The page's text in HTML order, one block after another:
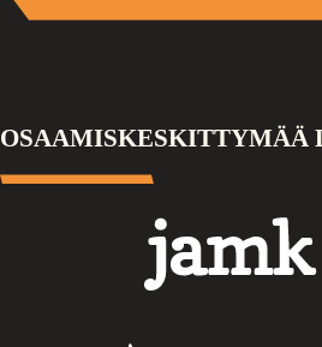
OSAAMISKESKITTYMÄÄ
Jamk